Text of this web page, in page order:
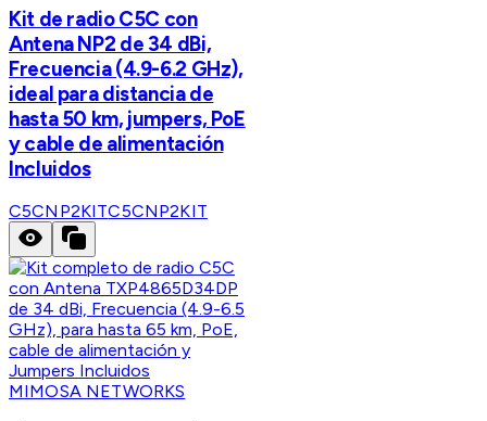
Kit de radio C5C con
Antena NP2 de 34 dBi,
Frecuencia (4.9-6.2 GHz),
ideal para distancia de
hasta 50 km, jumpers, PoE
y cable de alimentación
Incluidos
C5CNP2KITC5CNP2KIT
MIMOSA NETWORKS